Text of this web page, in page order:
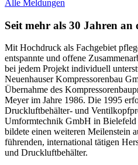
Alle Meldungen
Seit mehr als 30 Jahren an
Mit Hochdruck als Fachgebiet
entspannte und offene
bei jedem Projekt individuell
Neuenhauser Kompressorenbau
Übernahme des
Meyer im Jahre 1986. Die 1995
Druckluftbehälter- und
Umformtechnik GmbH in
bildete einen weiteren Meilenstein
führenden, international tätigen
und Druckluftbehälter.